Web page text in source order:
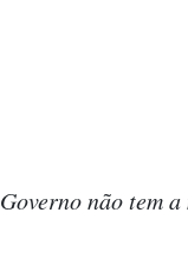
Governo não tem